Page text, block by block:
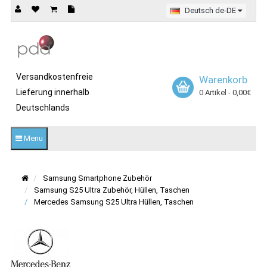
Deutsch de-DE
Versandkostenfreie
Lieferung innerhalb
Deutschlands
Warenkorb
0 Artikel - 0,00€
Menu
Samsung Smartphone Zubehör
Samsung S25 Ultra Zubehör, Hüllen, Taschen
Mercedes Samsung S25 Ultra Hüllen, Taschen